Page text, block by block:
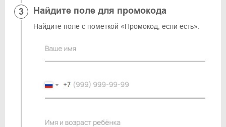
Найдите поле для промокода
Найдите поле с пометкой «Промокод, если есть».